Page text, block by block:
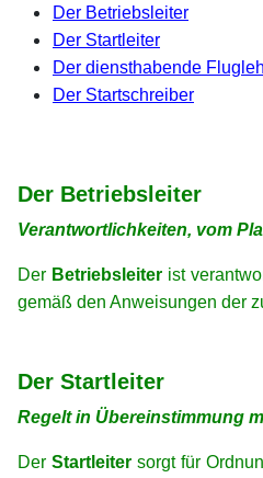
Der Betriebsleiter
Der Startleiter
Der diensthabende
Der Startschreiber
Der Betriebsleiter
Verantwortlichkeiten, vom
Der Betriebsleiter ist
gemäß den Anweisungen der
Der Startleiter
Regelt in Übereinstimmung
Der Startleitersorgt für